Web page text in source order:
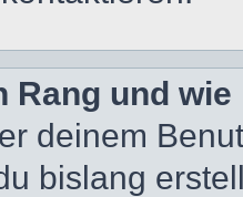
Rang und
deinem
bislang